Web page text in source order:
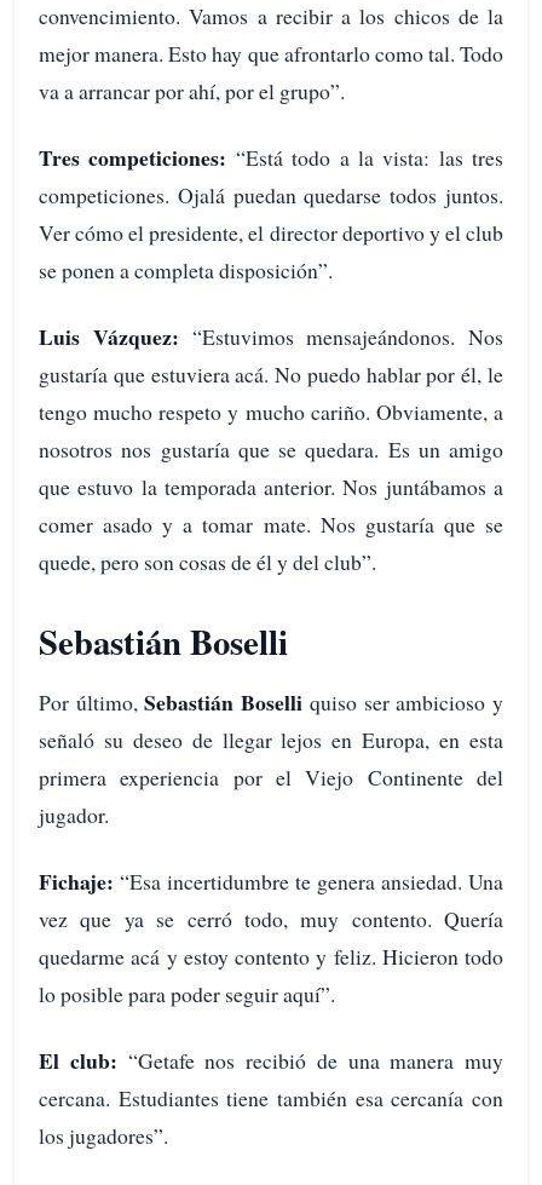
convencimiento. Vamos a recibir a los chicos de la
mejor manera. Esto hay que afrontarlo como tal. Todo
va a arrancar por ahí, por el grupo”.
Tres competiciones: “Está todo a la vista: las tres
competiciones. Ojalá puedan quedarse todos juntos.
Ver cómo el presidente, el director deportivo y el club
se ponen a completa disposición”.
Luis Vázquez: “Estuvimos mensajeándonos. Nos
gustaría que estuviera acá. No puedo hablar por él, le
tengo mucho respeto y mucho cariño. Obviamente, a
nosotros nos gustaría que se quedara. Es un amigo
que estuvo la temporada anterior. Nos juntábamos a
comer asado y a tomar mate. Nos gustaría que se
quede, pero son cosas de él y del club”.
Sebastián Boselli
Por último,Sebastián Boselli quiso ser ambicioso y
señaló su deseo de llegar lejos en Europa, en esta
primera experiencia por el Viejo Continente del
jugador.
Fichaje: “Esa incertidumbre te genera ansiedad. Una
vez que ya se cerró todo, muy contento. Quería
quedarme acá y estoy contento y feliz. Hicieron todo
lo posible para poder seguir aquí”.
El club: “Getafe nos recibió de una manera muy
cercana. Estudiantes tiene también esa cercanía con
los jugadores”.